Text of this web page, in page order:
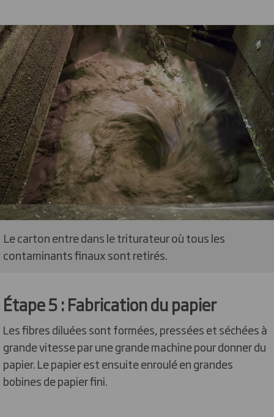
Le carton entre dans le triturateur où tous les
contaminants finaux sont retirés.
Étape 5 : Fabrication du papier
Les fibres diluées sont formées, pressées et séchées à
grande vitesse par une grande machine pour donner du
papier. Le papier est ensuite enroulé en grandes
bobines de papier fini.